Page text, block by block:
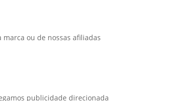
ou de nossas afiliadas
publicidade direcionada